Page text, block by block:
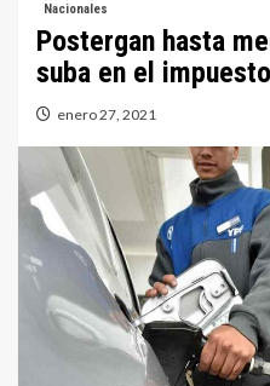
Nacionales
Postergan hasta
suba en el
enero 27, 2021